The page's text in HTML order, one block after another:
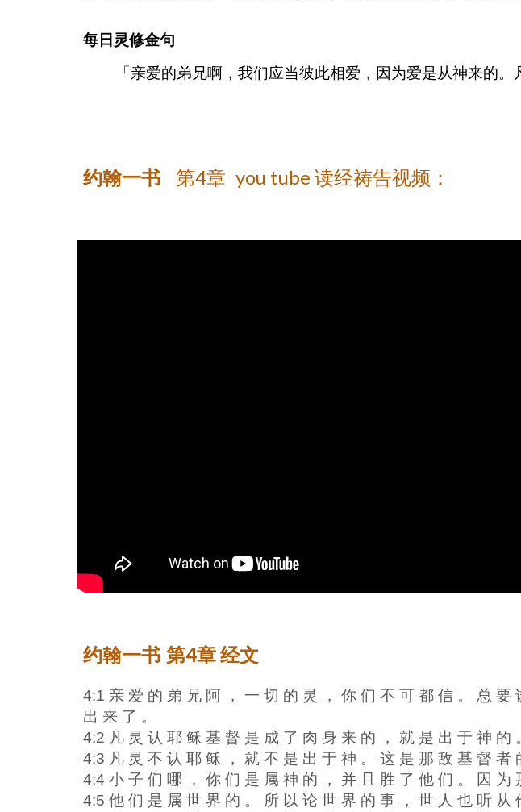
每日灵修金句
「亲爱的弟兄啊，我们应当彼此相爱，因为爱是从神来的
约翰一书 第4章 you tube 读经祷告视频：
约翰一书 第4章经文
4:1 亲 爱 的 弟 兄 阿 ， 一 切 的 灵 ， 你 们 不 可 都 信 。 总
出 来 了 。
4:2 凡 灵 认 耶 稣 基 督 是 成 了 肉 身 来 的 ， 就 是 出 于 神 的
4:3 凡 灵 不 认 耶 稣 ， 就 不 是 出 于 神 。 这 是 那 敌 基 督 者
4:4 小 子 们 哪 ， 你 们 是 属 神 的 ， 并 且 胜 了 他 们 。 因 为
4:5 他 们 是 属 世 界 的 。 所 以 论 世 界 的 事 ， 世 人 也 听 从